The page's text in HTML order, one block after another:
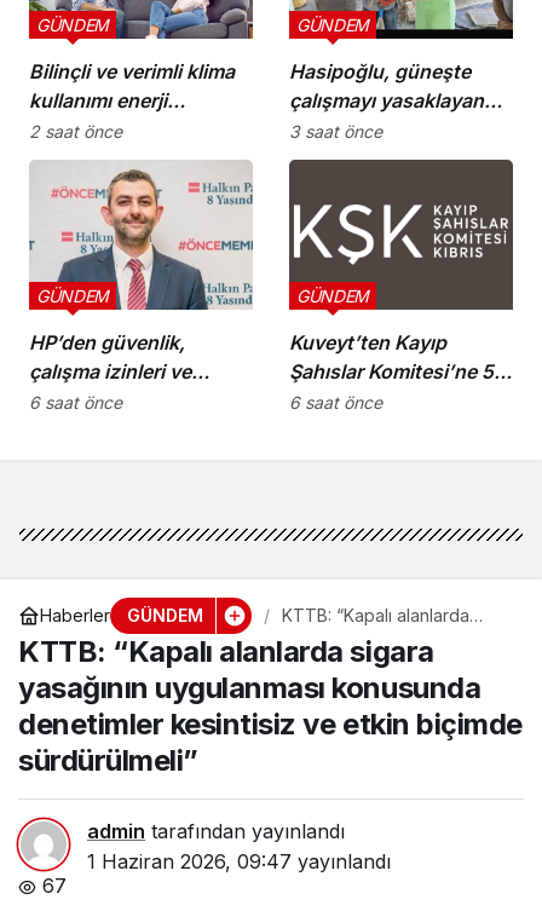
Bilinçli ve verimli klima
kullanımı enerji
tüketimini azaltıyor
GÜNDEM
2 saat önce
Hasipoğlu, güneşte
çalışmayı yasaklayan
kararın uygulanmasını
Yeniboğaziçi’nde
GÜNDEM
3 saat önce
HP’den güvenlik,
çalışma izinleri ve
yurttaşlık
GÜNDEM
6 saat önce
Kuveyt’ten Kayıp
Şahıslar Komitesi’ne 50
bin dolar katkı
GÜNDEM
6 saat önce
Haberler GÜNDEM
KTTB: “Kapalı alanlarda
sigara yasağının
uygulanması konusunda
denetimler kesintisiz ve
etkin biçimde sürdürülmeli”
KTTB: “Kapalı alanlarda sigara
yasağının uygulanması konusunda
denetimler kesintisiz ve etkin biçimde
sürdürülmeli”
admin tarafından yayınlandı
1 Haziran 2026, 09:47 yayınlandı
67